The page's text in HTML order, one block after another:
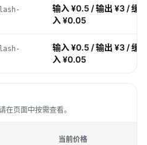
输入 ¥0.5 / 输出 ¥3 / 缓
入 ¥0.05
输入 ¥0.5 / 输出 ¥3 / 缓
入 ¥0.05
在页面中按需查看。
当前价格